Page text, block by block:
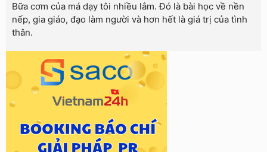
Bữa cơm của má dạy tôi nhiều lắm. Đó là bài học về nền
nếp, gia giáo, đạo làm người và hơn hết là giá trị của tình
thân.